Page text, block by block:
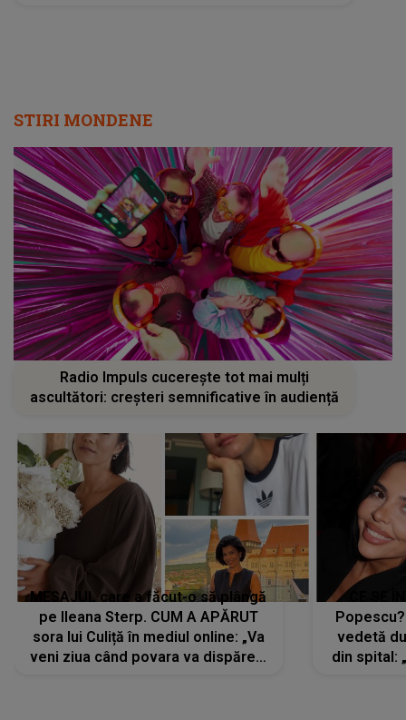
STIRI MONDENE
Radio Impuls cucerește tot mai mulți
ascultători: creșteri semnificative în audiență
MESAJUL care a făcut-o să plângă
pe Ileana Sterp. CUM A APĂRUT
sora lui Culiță în mediul online: „Va
veni ziua când povara va dispărea,
vedetă
din spital: